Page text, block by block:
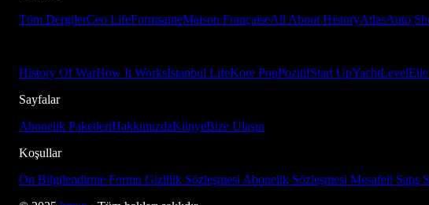
Tüm DergilerCeo LifeFormsanteMaison FrançaiseAll About HistoryAtlasAuto
History Of WarHow It Worksİstanbul LifeKore PopPozitifStart UpYachtLevel
Sayfalar
Abonelik PaketleriHakkımızdaKünyeBize Ulaşın
Koşullar
Ön Bilgilendirme Formu Gizlilik Sözleşmesi Abonelik Sözleşmesi Mesafeli Satış